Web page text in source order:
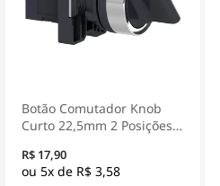
Botão Comutador Knob
Curto 22,5mm 2 Posições
Schneider Electric
R$ 17,90
5x de R$ 3,58